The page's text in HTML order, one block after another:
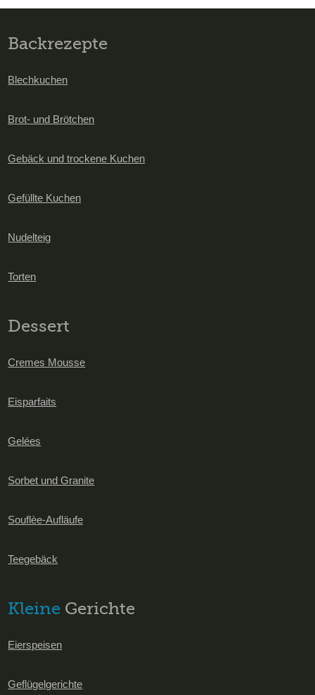
Backrezepte
Blechkuchen
Brot- und Brötchen
Gebäck und trockene Kuchen
Gefüllte Kuchen
Nudelteig
Torten
Dessert
Cremes Mousse
Eisparfaits
Gelées
Sorbet und Granite
Souflèe-Aufläufe
Teegebäck
Kleine Gerichte
Eierspeisen
Geflügelgerichte